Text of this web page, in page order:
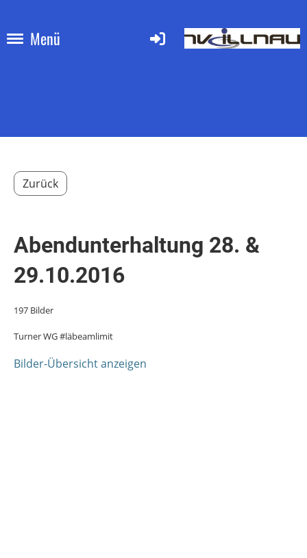
Menü
Zurück
Abendunterhaltung 28. &
29.10.2016
197 Bilder
Turner WG #läbeamlimit
Bilder-Übersicht anzeigen